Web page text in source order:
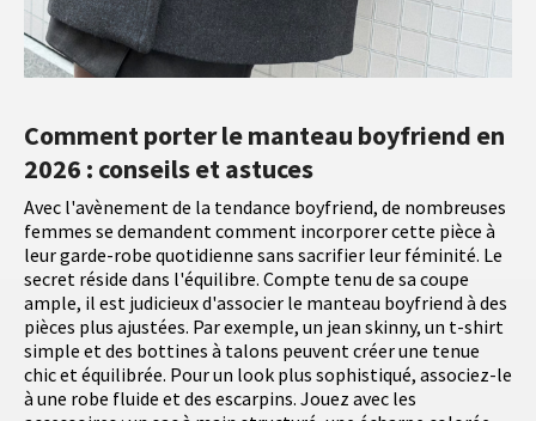
Comment porter le manteau boyfriend en
2026 : conseils et astuces
Avec l'avènement de la tendance boyfriend, de nombreuses
femmes se demandent comment incorporer cette pièce à
leur garde-robe quotidienne sans sacrifier leur féminité. Le
secret réside dans l'équilibre. Compte tenu de sa coupe
ample, il est judicieux d'associer le manteau boyfriend à des
pièces plus ajustées. Par exemple, un jean skinny, un t-shirt
simple et des bottines à talons peuvent créer une tenue
chic et équilibrée. Pour un look plus sophistiqué, associez-le
à une robe fluide et des escarpins. Jouez avec les